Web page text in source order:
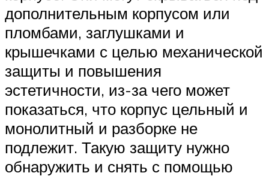
дополнительным корпусом или
пломбами, заглушками и
крышечками с целью механической
защиты и повышения
эстетичности, из-за чего может
показаться, что корпус цельный и
монолитный и разборке не
подлежит. Такую защиту нужно
обнаружить и снять с помощью